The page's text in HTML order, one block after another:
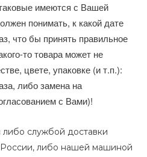
имеются с Вашей
понимать, к какой дате
что бы принять правильное
то товара может не
цвете, упаковке (и т.п.):
либо замена на
с Вами)!
либо службой доставки
либо нашей машиной